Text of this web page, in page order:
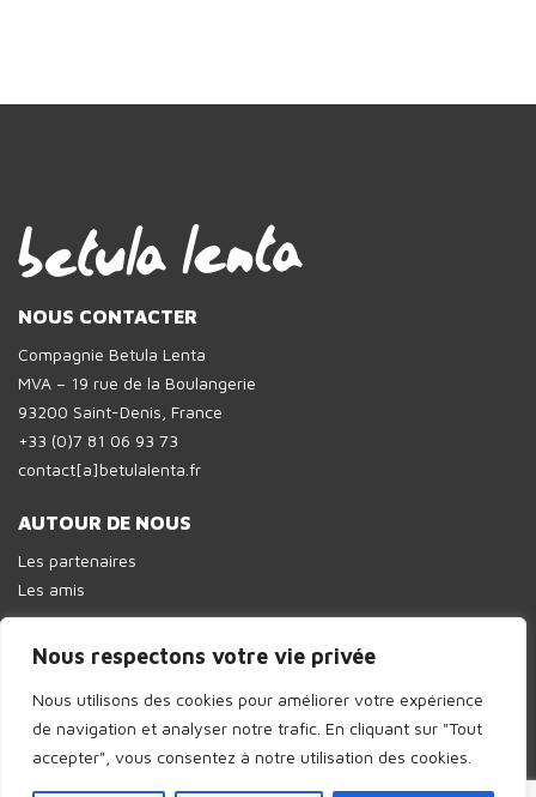
Nous respectons votre vie privée
Nous utilisons des cookies pour améliorer votre expérience
de navigation et analyser notre trafic. En cliquant sur "Tout
accepter", vous consentez à notre utilisation des cookies.
NOUS CONTACTER
Compagnie Betula Lenta
MVA – 19 rue de la Boulangerie
93200 Saint-Denis, France
+33 (0)7 81 06 93 73
contact[a]betulalenta.fr
AUTOUR DE NOUS
Les partenaires
Les amis
© 2026 Cie Betula Lenta // Design :InPulsion